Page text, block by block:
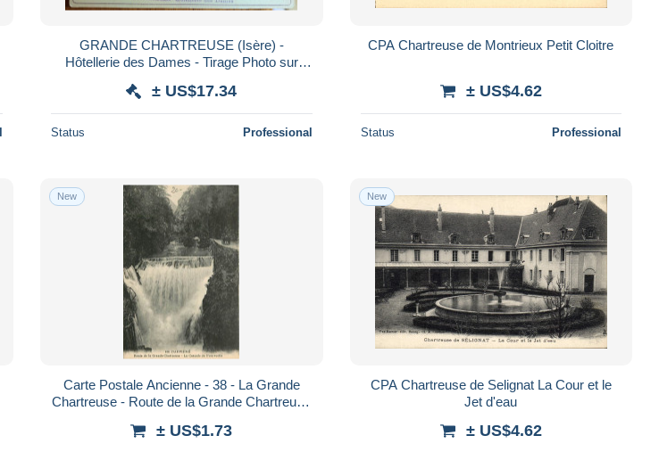
GRANDE CHARTREUSE (Isère) -
Hôtellerie des Dames - Tirage Photo sur
± US$17.34
Status Professional
CPA Chartreuse de Montrieux Petit Cloitre
± US$4.62
Status Professional
New
Carte Postale Ancienne - 38 - La Grande
Chartreuse - Route de la Grande Chartreuse
± US$1.73
New
CPA Chartreuse de Selignat La Cour et le
Jet d'eau
± US$4.62